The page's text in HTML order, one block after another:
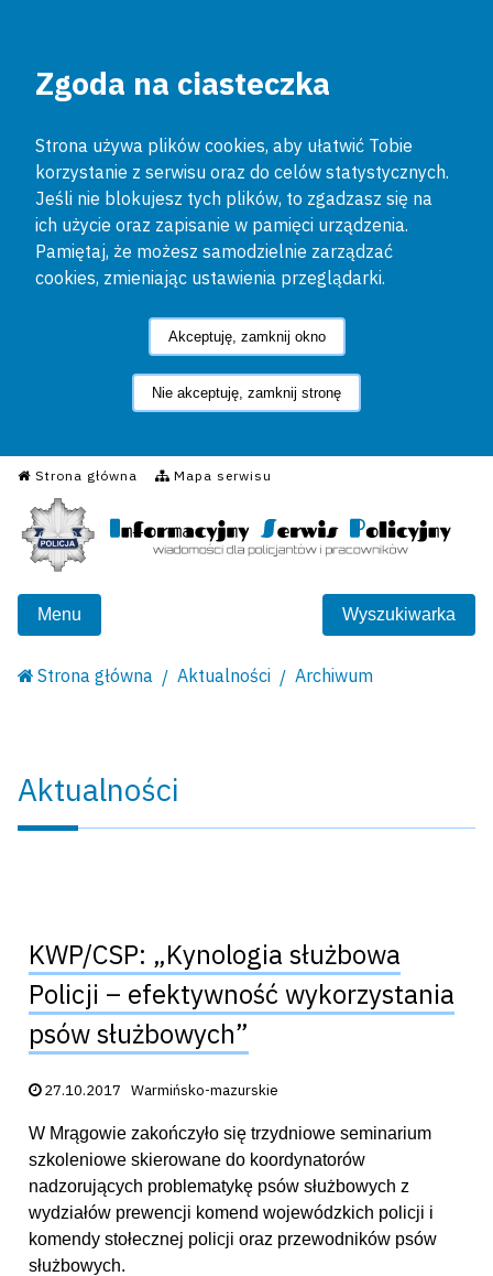
Zgoda na ciasteczka
Strona używa plików cookies, aby ułatwić Tobie
korzystanie z serwisu oraz do celów statystycznych.
Jeśli nie blokujesz tych plików, to zgadzasz się na
ich użycie oraz zapisanie w pamięci urządzenia.
Pamiętaj, że możesz samodzielnie zarządzać
cookies, zmieniając ustawienia przeglądarki.
Akceptuję, zamknij okno
Nie akceptuję, zamknij stronę
Strona główna Mapa serwisu
Informacyjny Serwis
Menu Wyszukiwarka
Strona główna Aktualności Archiwum
Aktualności
KWP/CSP: „Kynologia służbowa
Policji – efektywność wykorzystania
psów służbowych”
Data publikacji:
27.10.2017 Warmińsko-mazurskie
W Mrągowie zakończyło się trzydniowe seminarium
szkoleniowe skierowane do koordynatorów
nadzorujących problematykę psów służbowych z
wydziałów prewencji komend wojewódzkich policji i
komendy stołecznej policji oraz przewodników psów
służbowych.